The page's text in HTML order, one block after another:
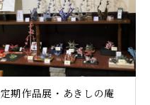
定期作品展・あきしの庵